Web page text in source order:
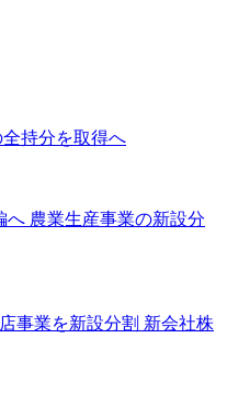
全持分を取得へ
農業生産事業の新設分
事業を新設分割 新会社株